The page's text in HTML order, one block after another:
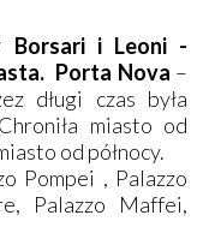
Borsari i Leoni -
Porta Nova –
długi czas była
miasto od
od północy.
Pompei , Palazzo
Palazzo Maffei,